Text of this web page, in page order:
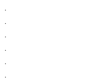
.
.
.
.
.
.